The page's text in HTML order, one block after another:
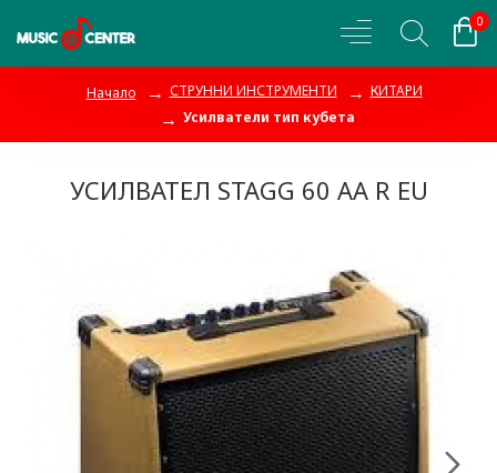
0
Начало СТРУННИ ИНСТРУМЕНТИ
КИТАРИ
Усилватели тип кубета
УСИЛВАТЕЛ STAGG 60 AA R EU